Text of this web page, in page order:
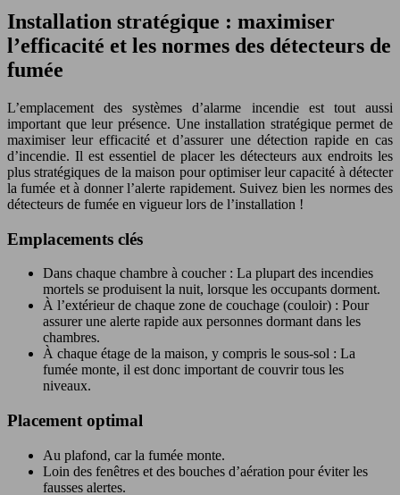
Installation stratégique : maximiser
l’efficacité et les normes des détecteurs de
fumée
L’emplacement des systèmes d’alarme incendie est tout aussi
important que leur présence. Une installation stratégique permet de
maximiser leur efficacité et d’assurer une détection rapide en cas
d’incendie. Il est essentiel de placer les détecteurs aux endroits les
plus stratégiques de la maison pour optimiser leur capacité à détecter
la fumée et à donner l’alerte rapidement. Suivez bien les normes des
détecteurs de fumée en vigueur lors de l’installation !
Emplacements clés
Dans chaque chambre à coucher : La plupart des incendies
mortels se produisent la nuit, lorsque les occupants dorment.
À l’extérieur de chaque zone de couchage (couloir) : Pour
assurer une alerte rapide aux personnes dormant dans les
chambres.
À chaque étage de la maison, y compris le sous-sol : La
fumée monte, il est donc important de couvrir tous les
niveaux.
Placement optimal
Au plafond, car la fumée monte.
Loin des fenêtres et des bouches d’aération pour éviter les
fausses alertes.